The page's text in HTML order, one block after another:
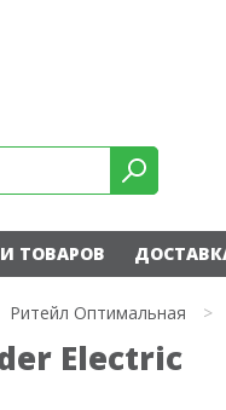
ТОВАРОВ
Ритейл Оптимальная >
Electric